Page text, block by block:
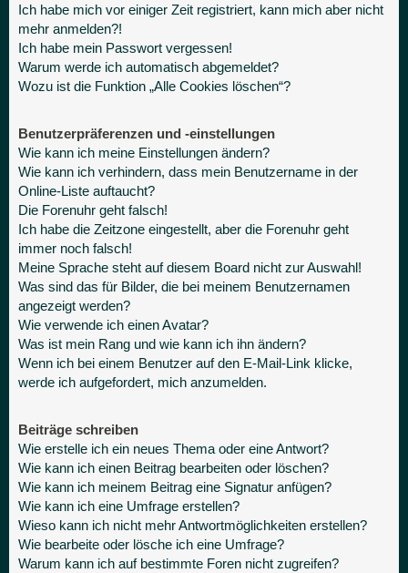
Ich habe mich vor einiger Zeit registriert, kann mich aber nicht
mehr anmelden?!
Ich habe mein Passwort vergessen!
Warum werde ich automatisch abgemeldet?
Wozu ist die Funktion „Alle Cookies löschen“?
Benutzerpräferenzen und -einstellungen
Wie kann ich meine Einstellungen ändern?
Wie kann ich verhindern, dass mein Benutzername in der
Online-Liste auftaucht?
Die Forenuhr geht falsch!
Ich habe die Zeitzone eingestellt, aber die Forenuhr geht
immer noch falsch!
Meine Sprache steht auf diesem Board nicht zur Auswahl!
Was sind das für Bilder, die bei meinem Benutzernamen
angezeigt werden?
Wie verwende ich einen Avatar?
Was ist mein Rang und wie kann ich ihn ändern?
Wenn ich bei einem Benutzer auf den E-Mail-Link klicke,
werde ich aufgefordert, mich anzumelden.
Beiträge schreiben
Wie erstelle ich ein neues Thema oder eine Antwort?
Wie kann ich einen Beitrag bearbeiten oder löschen?
Wie kann ich meinem Beitrag eine Signatur anfügen?
Wie kann ich eine Umfrage erstellen?
Wieso kann ich nicht mehr Antwortmöglichkeiten erstellen?
Wie bearbeite oder lösche ich eine Umfrage?
Warum kann ich auf bestimmte Foren nicht zugreifen?